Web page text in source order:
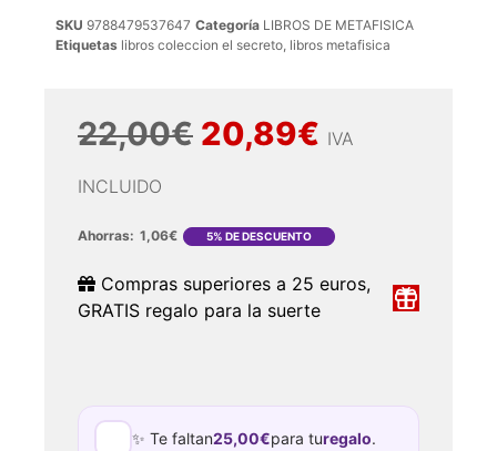
SKU 9788479537647 Categoría LIBROS DE METAFISICA
Etiquetas libros coleccion el secreto, libros metafisica
22,00€ 20,89€ IVA
INCLUIDO
Ahorras: 1,06€ 5% DE DESCUENTO
Compras superiores a 25 euros,
GRATIS regalo para la suerte
✨ Te faltan25,00€para turegalo.